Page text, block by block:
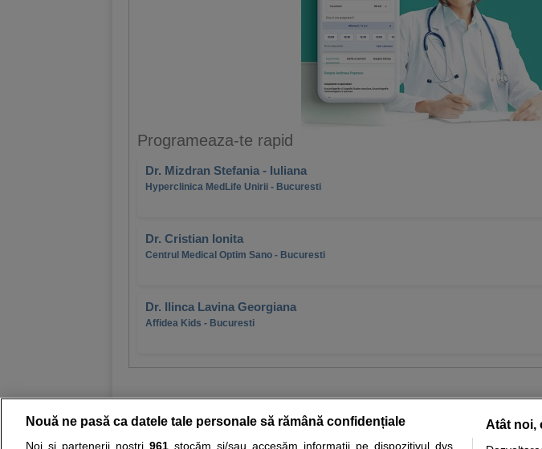
Programeaza-te rapid
Dr. Mizdran Stefania - Iuliana
Hyperclinica MedLife Unirii - Bucuresti
Dr. Cristian Ionita
Centrul Medical Optim Sano - Bucuresti
Dr. Ilinca Lavina Georgiana
Affidea Kids - Bucuresti
Nouă ne pasă ca datele tale personale să rămână confidențiale
Noi și partenerii noștri 961stocăm și/sau accesăm informații pe dispozitivul dvs.,
Atât noi,